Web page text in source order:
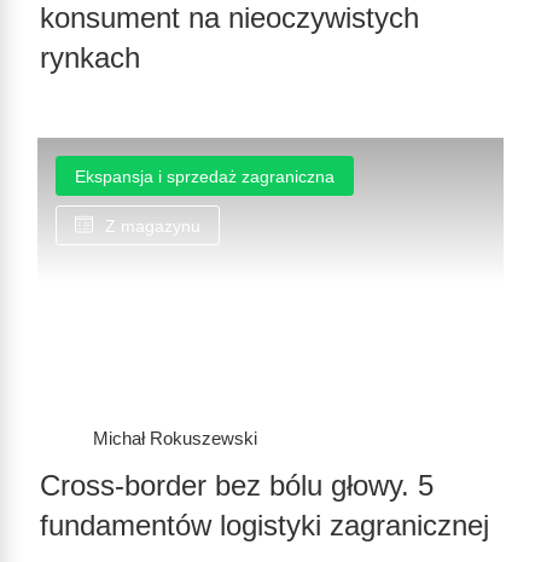
konsument na nieoczywistych
rynkach
Ekspansja i sprzedaż zagraniczna
Z magazynu
Michał Rokuszewski
Cross-border bez bólu głowy. 5
fundamentów logistyki zagranicznej